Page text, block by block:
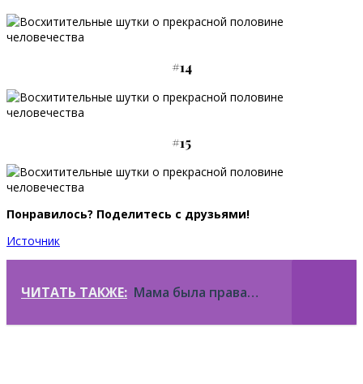
#14
#15
Понравилось? Поделитесь с друзьями!
Источник
ЧИТАТЬ ТАКЖЕ: Мама была права…